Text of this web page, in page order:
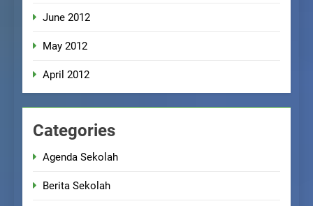
June 2012
May 2012
April 2012
Categories
Agenda Sekolah
Berita Sekolah